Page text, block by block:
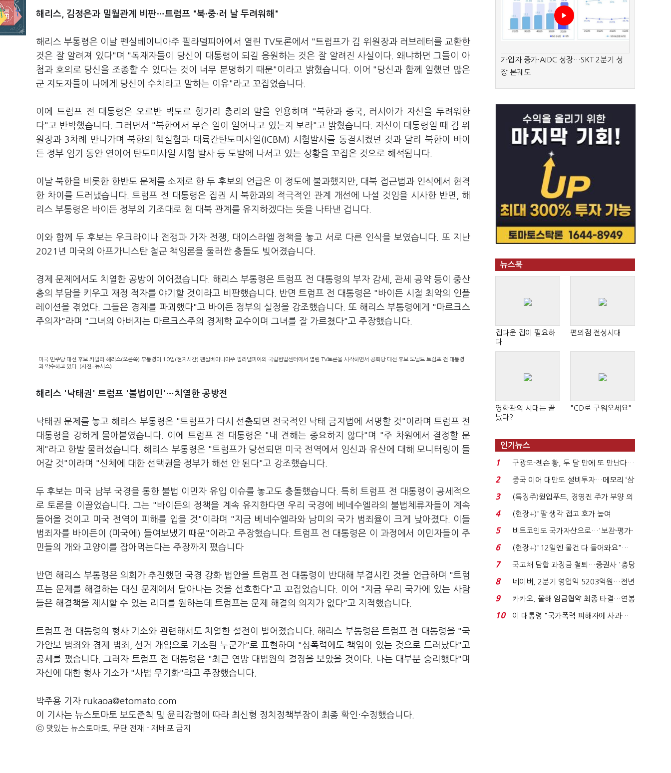
해리스, 김정은과 밀월관계 비판…트럼프 "북·중·러 날 두려워해"
해리스 부통령은 이날 펜실베이니아주 필라델피아에서 열린 TV토론에서 "트럼프가 김 위원장과 러브레터를 교환한
것은 잘 알려져 있다"며 "독재자들이 당신이 대통령이 되길 응원하는 것은 잘 알려진 사실이다. 왜냐하면 그들이 아
첨과 호의로 당신을 조종할 수 있다는 것이 너무 분명하기 때문"이라고 밝혔습니다. 이어 "당신과 함께 일했던 많은
군 지도자들이 나에게 당신이 수치라고 말하는 이유"라고 꼬집었습니다.
이에 트럼프 전 대통령은 오르반 빅토르 헝가리 총리의 말을 인용하며 "북한과 중국, 러시아가 자신을 두려워한
다"고 반박했습니다. 그러면서 "북한에서 무슨 일이 일어나고 있는지 보라"고 밝혔습니다. 자신이 대통령일 때 김 위
원장과 3차례 만나가며 북한의 핵실험과 대륙간탄도미사일(ICBM) 시험발사를 동결시켰던 것과 달리 북한이 바이
든 정부 임기 동안 연이어 탄도미사일 시험 발사 등 도발에 나서고 있는 상황을 꼬집은 것으로 해석됩니다.
이날 북한을 비롯한 한반도 문제를 소재로 한 두 후보의 언급은 이 정도에 불과했지만, 대북 접근법과 인식에서 현격
한 차이를 드러냈습니다. 트럼프 전 대통령은 집권 시 북한과의 적극적인 관계 개선에 나설 것임을 시사한 반면, 해
리스 부통령은 바이든 정부의 기조대로 현 대북 관계를 유지하겠다는 뜻을 나타낸 겁니다.
이와 함께 두 후보는 우크라이나 전쟁과 가자 전쟁, 대이스라엘 정책을 놓고 서로 다른 인식을 보였습니다. 또 지난
2021년 미국의 아프가니스탄 철군 책임론을 둘러싼 충돌도 빚어졌습니다.
경제 문제에서도 치열한 공방이 이어졌습니다. 해리스 부통령은 트럼프 전 대통령의 부자 감세, 관세 공약 등이 중산
층의 부담을 키우고 재정 적자를 야기할 것이라고 비판했습니다. 반면 트럼프 전 대통령은 "바이든 시절 최악의 인플
레이션을 겪었다. 그들은 경제를 파괴했다"고 바이든 정부의 실정을 강조했습니다. 또 해리스 부통령에게 "마르크스
주의자"라며 "그녀의 아버지는 마르크스주의 경제학 교수이며 그녀를 잘 가르쳤다"고 주장했습니다.
미국 민주당 대선 후보 카멀라 해리스(오른쪽) 부통령이 10일(현지시간) 펜실베이니아주 필라델피아의 국립헌법센터에서 열린 TV토론을 시작하면서 공화당 대선 후보 도널드 트럼프 전 대통령
과 악수하고 있다. (사진=뉴시스)
해리스 '낙태권' 트럼프 '불법이민'…치열한 공방전
낙태권 문제를 놓고 해리스 부통령은 "트럼프가 다시 선출되면 전국적인 낙태 금지법에 서명할 것"이라며 트럼프 전
대통령을 강하게 몰아붙였습니다. 이에 트럼프 전 대통령은 "내 견해는 중요하지 않다"며 "주 차원에서 결정할 문
제"라고 한발 물러섰습니다. 해리스 부통령은 "트럼프가 당선되면 미국 전역에서 임신과 유산에 대해 모니터링이 들
어갈 것"이라며 "신체에 대한 선택권을 정부가 해선 안 된다"고 강조했습니다.
두 후보는 미국 남부 국경을 통한 불법 이민자 유입 이슈를 놓고도 충돌했습니다. 특히 트럼프 전 대통령이 공세적으
로 토론을 이끌었습니다. 그는 "바이든의 정책을 계속 유지한다면 우리 국경에 베네수엘라의 불법체류자들이 계속
들어올 것이고 미국 전역이 피해를 입을 것"이라며 "지금 베네수엘라와 남미의 국가 범죄율이 크게 낮아졌다. 이들
범죄자를 바이든이 (미국에) 들여보냈기 때문"이라고 주장했습니다. 트럼프 전 대통령은 이 과정에서 이민자들이 주
민들의 개와 고양이를 잡아먹는다는 주장까지 폈습니다
반면 해리스 부통령은 의회가 추진했던 국경 강화 법안을 트럼프 전 대통령이 반대해 부결시킨 것을 언급하며 "트럼
프는 문제를 해결하는 대신 문제에서 달아나는 것을 선호한다"고 꼬집었습니다. 이어 "지금 우리 국가에 있는 사람
들은 해결책을 제시할 수 있는 리더를 원하는데 트럼프는 문제 해결의 의지가 없다"고 지적했습니다.
트럼프 전 대통령의 형사 기소와 관련해서도 치열한 설전이 벌어졌습니다. 해리스 부통령은 트럼프 전 대통령을 "국
가안보 범죄와 경제 범죄, 선거 개입으로 기소된 누군가"로 표현하며 "성폭력에도 책임이 있는 것으로 드러났다"고
공세를 폈습니다. 그러자 트럼프 전 대통령은 "최근 연방 대법원의 결정을 보았을 것이다. 나는 대부분 승리했다"며
자신에 대한 형사 기소가 "사법 무기화"라고 주장했습니다.
박주용 기자 rukaoa@etomato.com
이 기사는 뉴스토마토 보도준칙 및 윤리강령에 따라 최신형 정치정책부장이 최종 확인·수정했습니다.
ⓒ 맛있는 뉴스토마토, 무단 전재 - 재배포 금지
가입자 증가·AIDC 성장…SKT 2분기 성
장 본궤도
뉴스북
집다운 집이 필요하
다
편의점 전성시대
영화관의 시대는 끝
났다?
"CD로 구워오세요"
인기뉴스
1
구광모-젠슨 황, 두 달 만에 또 만난다…
로봇·AI 등 논...
2
중국 이어 대만도 설비투자…메모리 ‘삼
국전쟁’
3
(특징주)윙입푸드, 경영진 주가 부양 의
지에 상한가...
4
(현장+)"팔 생각 접고 호가 높여
요"…'덜 똘똘한 한 채' 20...
5
비트코인도 국가자산으로…'보관·평가·
처분' 기준은 ...
6
(현장+)"12일엔 물건 다 들어와요"…
빈 매대 채우며 문 연 ...
7
국고채 담합 과징금 철퇴…증권사 '충당
금 폭탄' 우려...
8
네이버, 2분기 영업익 5203억원…전년
비 0.2% 감소...
9
카카오, 올해 임금협약 최종 타결…연봉
6.3% 인상·격려...
10
이 대통령 "국가폭력 피해자에 사과…